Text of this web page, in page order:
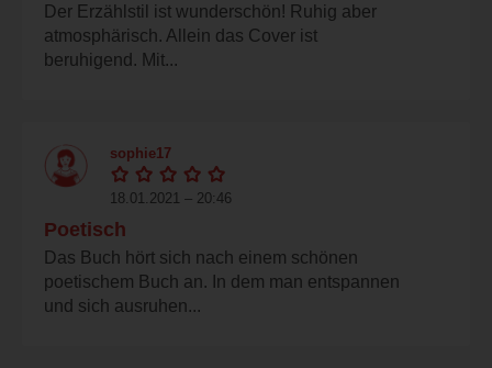
Der Erzählstil ist wunderschön! Ruhig aber
atmosphärisch. Allein das Cover ist
beruhigend. Mit...
sophie17
18.01.2021 – 20:46
Poetisch
Das Buch hört sich nach einem schönen
poetischem Buch an. In dem man entspannen
und sich ausruhen...